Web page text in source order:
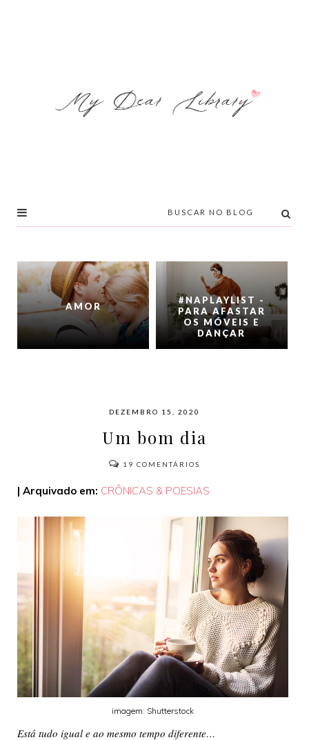
AMOR
#NAPLAYLIST -
PARA AFASTAR
OS MÓVEIS E
DANÇAR
DEZEMBRO 15, 2020
Um bom dia
19 COMENTÁRIOS
| Arquivado em: CRÔNICAS & POESIAS
imagem: Shutterstock
Está tudo igual e ao mesmo tempo diferente…